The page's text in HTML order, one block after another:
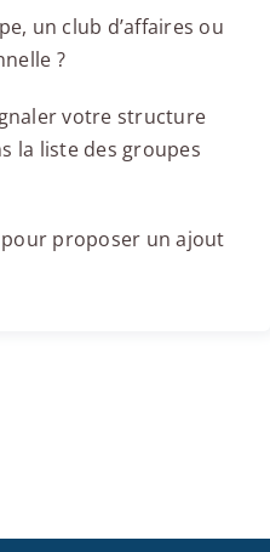
un club d’affaires ou
?
votre structure
la liste des groupes
pour proposer un ajout